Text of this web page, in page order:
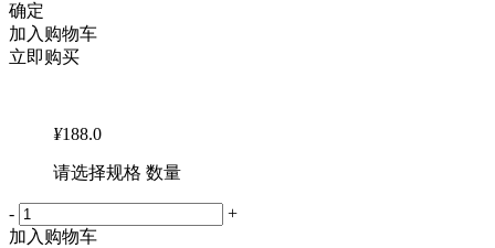
确定
加入购物车
立即购买
¥188.0
请选择规格 数量
-
+
加入购物车